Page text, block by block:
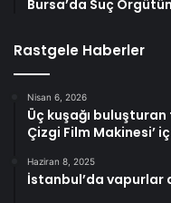
Bursa’da Suç
Rastgele Haberler
Nisan 6, 2026
Üç kuşağı buluşturan
Çizgi Film Makinesi’
Haziran 8, 2025
İstanbul’da vapurlar